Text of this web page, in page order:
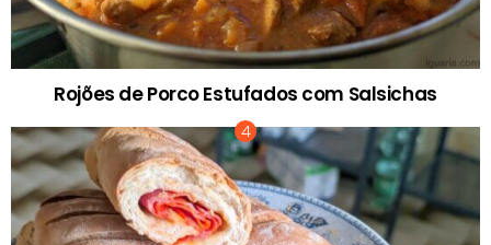
Rojões de Porco Estufados com Salsichas